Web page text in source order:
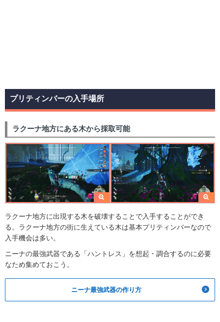
プリティンバーの入手場所
ラクーナ地方にある木から採取可能
ラクーナ地方に出現する木を破壊することで入手することができ
る。ラクーナ地方の街に生えている木は基本プリティンバーなので
入手機会は多い。
ニーナの最強武器である「ハントレス」を想起・調合するのに必要
なため集めておこう。
ニーナ最強武器の作り方